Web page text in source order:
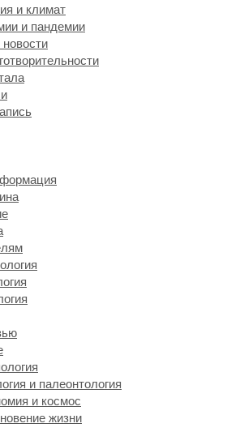
и климат
и пандемии
и палеонтология
и космос
жизни